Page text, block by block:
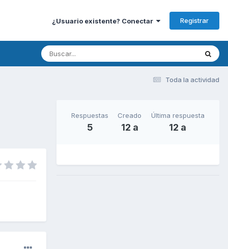
¿Usuario existente? Conectar Registrar
Toda la actividad
Respuestas
5
Creado
12 a
Última respuesta
12 a